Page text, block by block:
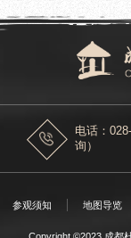
修项目价格调查的公告
电话：
询）
参观须知 地图导览